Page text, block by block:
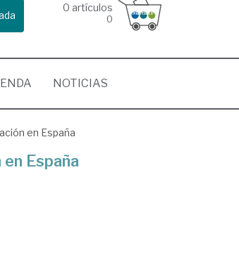
0 artículos
0
NOTICIAS
en España
España